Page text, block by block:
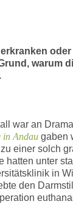
warum
war an
in Andau gaben
einer solch
hatten unter
in
den